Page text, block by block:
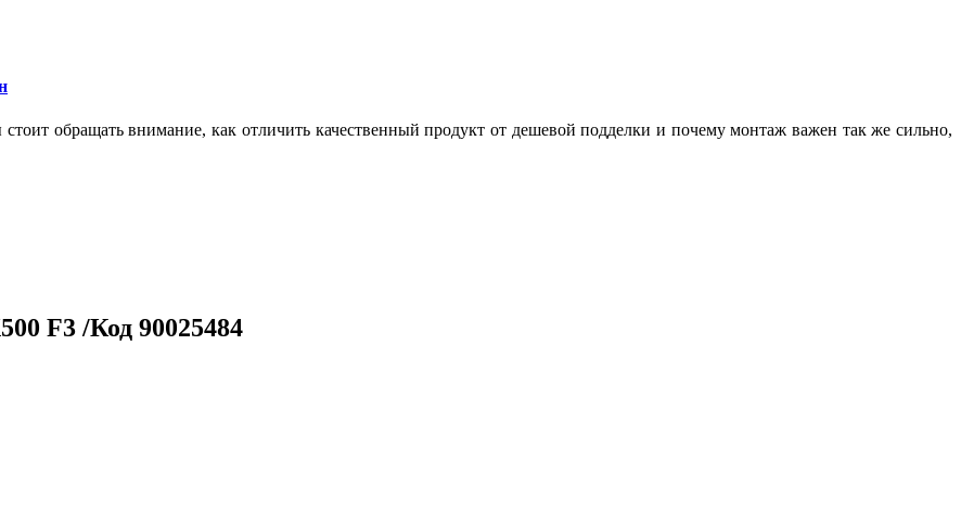
обращать внимание, как отличить качественный продукт от дешевой подделки и почему монтаж важен так же сильно,
F3 /Код 90025484